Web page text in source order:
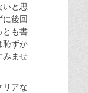
いと思
に後回
とも書
恥ずか
みませ
リアな